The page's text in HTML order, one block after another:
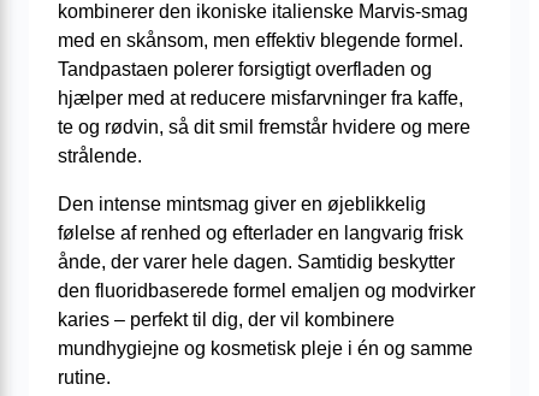
kombinerer den ikoniske italienske Marvis-smag
med en skånsom, men effektiv blegende formel.
Tandpastaen polerer forsigtigt overfladen og
hjælper med at reducere misfarvninger fra kaffe,
te og rødvin, så dit smil fremstår hvidere og mere
strålende.
Den intense mintsmag giver en øjeblikkelig
følelse af renhed og efterlader en langvarig frisk
ånde, der varer hele dagen. Samtidig beskytter
den fluoridbaserede formel emaljen og modvirker
karies – perfekt til dig, der vil kombinere
mundhygiejne og kosmetisk pleje i én og samme
rutine.